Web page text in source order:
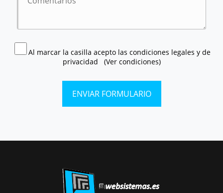
Al marcar la casilla acepto las condiciones legales y de
privacidad
(Ver condiciones)
ENVIAR FORMULARIO